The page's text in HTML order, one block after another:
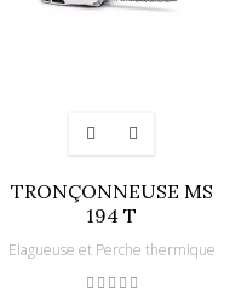
TRONÇONNEUSE MS
194 T
Elagueuse et Perche thermique